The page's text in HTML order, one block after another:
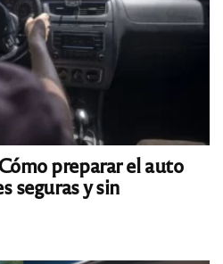
preparar el auto
seguras y sin